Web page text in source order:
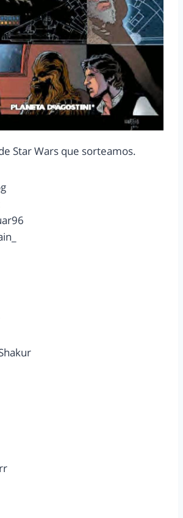
Star Wars que sorteamos.